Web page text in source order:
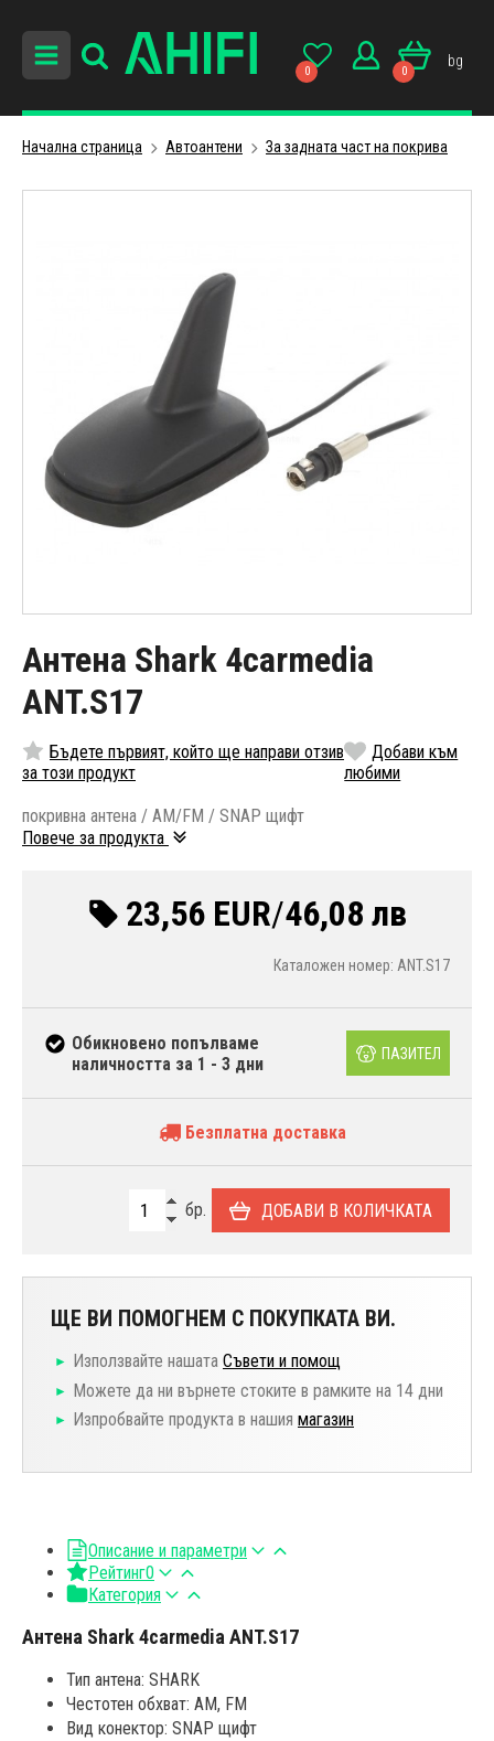
0 0
bg
Начална страница Автоантени За задната част на покрива
Антена Shark 4carmedia
ANT.S17
Бъдете първият, който ще направи отзив
за този продукт
Добави към
любими
покривна антена / AM/FM / SNAP щифт
Повече за продукта
23,56 EUR/46,08 лв
Каталожен номер: ANT.S17
Обикновено попълваме
наличността за 1 - 3 дни
ПАЗИТЕЛ
Безплатна доставка
бр. ДОБАВИ В КОЛИЧКАТА
ЩЕ ВИ ПОМОГНЕМ С ПОКУПКАТА ВИ.
Използвайте нашата Съвети и помощ
Можете да ни върнете стоките в рамките на 14 дни
Изпробвайте продукта в нашия магазин
Описание и параметри
Рейтинг0
Категория
Антена Shark 4carmedia ANT.S17
Тип антена: SHARK
Честотен обхват: AM, FM
Вид конектор: SNAP щифт